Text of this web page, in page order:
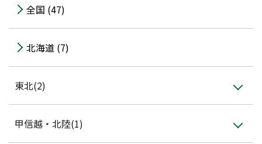
全国 (47)
北海道 (7)
東北(2)
甲信越・北陸(1)